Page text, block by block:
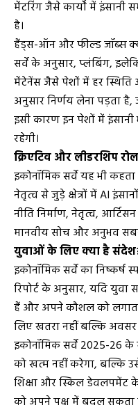
मेंटरिंग जैसे कार्यों में
है।
हैंड्स-ऑन और फील्ड जॉब्स
सर्वे के अनुसार, प्लंबिंग,
मेंटेनेंस जैसे पेशों में हर स्थिति
अनुसार निर्णय लेना पड़ता
इसी कारण इन पेशों में
रहेगी।
क्रिएटिव और लीडरशिप
इकोनॉमिक सर्वे यह भी
नेतृत्व से जुड़े क्षेत्रों में AI
नीति निर्माण, नेतृत्व,
मानवीय सोच और अनुभव
युवाओं के लिए क्या है
इकोनॉमिक सर्वे का निष्कर्ष
रिपोर्ट के अनुसार, यदि
हैं और अपने कौशल को
लिए खतरा नहीं बल्कि
इकोनॉमिक सर्वे 2025-26 के
को खत्म नहीं करेगा, बल्कि
शिक्षा और स्किल डेवलपमेंट
को अपने पक्ष में बदल सकता